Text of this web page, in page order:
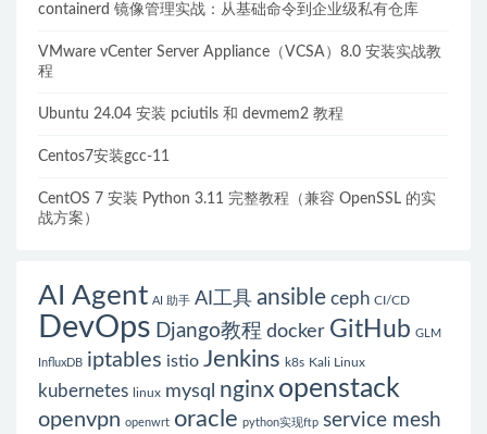
containerd 镜像管理实战：从基础命令到企业级私有仓库
VMware vCenter Server Appliance（VCSA）8.0 安装实战教
程
Ubuntu 24.04 安装 pciutils 和 devmem2 教程
Centos7安装gcc-11
CentOS 7 安装 Python 3.11 完整教程（兼容 OpenSSL 的实
战方案）
AI Agent AI 助手 AI工具 ansible ceph CI/CD
DevOps Django教程 docker GitHub GLM
InfluxDB iptables istio Jenkins k8s Kali Linux
kubernetes linux mysql nginx openstack
openvpn openwrt oracle python实现ftp service mesh